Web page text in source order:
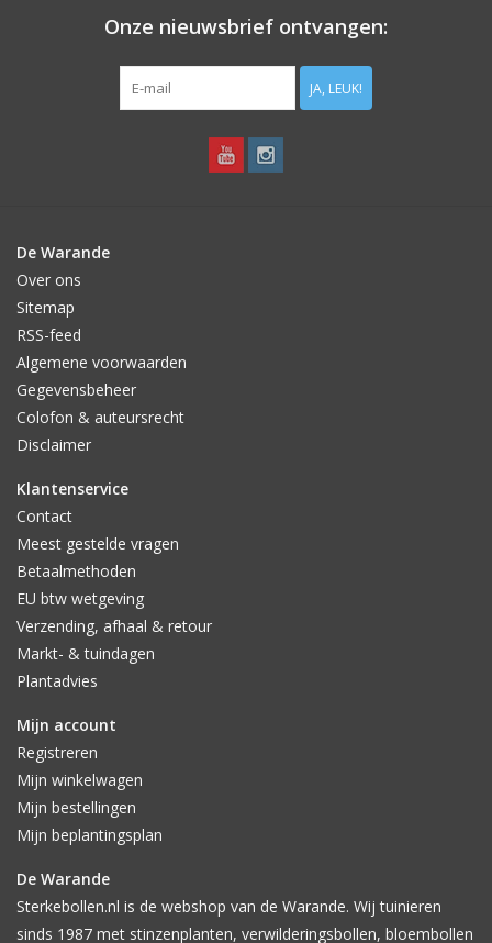
Bodemverbetering
Overige producten
Sterke Bollen Dagen
Nieuws
Onze nieuwsbrief ontvangen:
JA, LEUK!
De Warande
Over ons
Sitemap
RSS-feed
Algemene voorwaarden
Gegevensbeheer
Colofon & auteursrecht
Disclaimer
Klantenservice
Contact
Meest gestelde vragen
Betaalmethoden
EU btw wetgeving
Verzending, afhaal & retour
Markt- & tuindagen
Plantadvies
Mijn account
Registreren
Mijn winkelwagen
Mijn bestellingen
Mijn beplantingsplan
De Warande
Sterkebollen.nl is de webshop van de Warande. Wij tuinieren
sinds 1987 met stinzenplanten, verwilderingsbollen, bloembollen